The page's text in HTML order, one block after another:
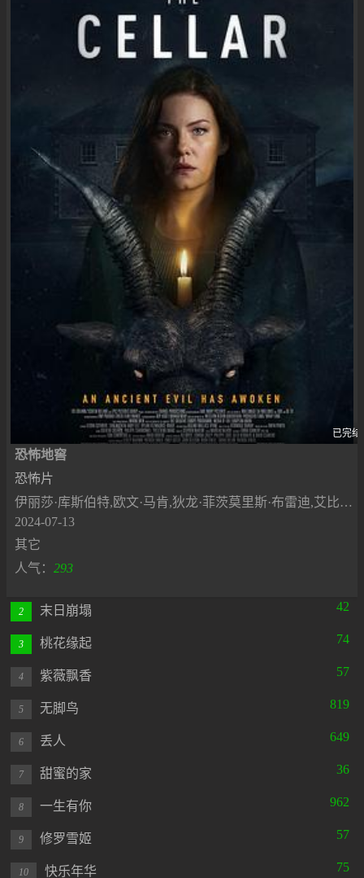
已完结
恐怖地窖
恐怖片
伊丽莎·库斯伯特,欧文·马肯,狄龙·菲茨莫里斯·布雷迪,艾比·菲茨,Tara Lee,Michael-David McKernan,Andrew Bennett,Aaron Monaghan,Marie Mullen,Amy Conroy,肖恩·多耶尔,Karl Walsh,Noor Truijens,克里斯·麦克哈利姆,Vivian Drew,斯蒂夫·根恩
2024-07-13
其它
人气： 293
2 末日崩塌 42
3 桃花缘起 74
4 紫薇飘香 57
5 无脚鸟 819
6 丢人 649
7 甜蜜的家 36
8 一生有你 962
9 修罗雪姬 57
10 快乐年华 75